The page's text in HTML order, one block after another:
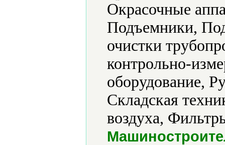
Окрасочные
Подъемники,
очистки
контрольно-
оборудование,
Складская
воздуха,